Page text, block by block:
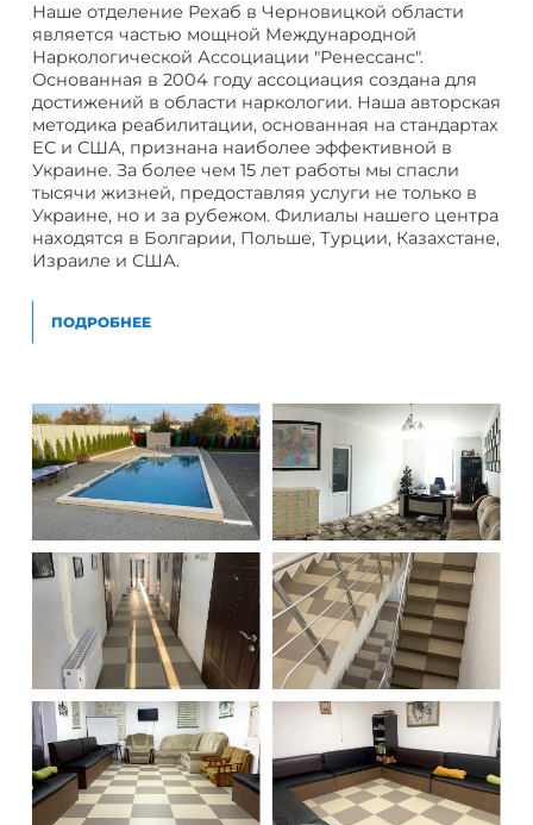
Наше отделение Рехаб в Черновицкой области
является частью мощной Международной
Наркологической Ассоциации "Ренессанс".
Основанная в 2004 году ассоциация создана для
достижений в области наркологии. Наша авторская
методика реабилитации, основанная на стандартах
ЕС и США, признана наиболее эффективной в
Украине. За более чем 15 лет работы мы спасли
тысячи жизней, предоставляя услуги не только в
Украине, но и за рубежом. Филиалы нашего центра
находятся в Болгарии, Польше, Турции, Казахстане,
Израиле и США.
ПОДРОБНЕЕ